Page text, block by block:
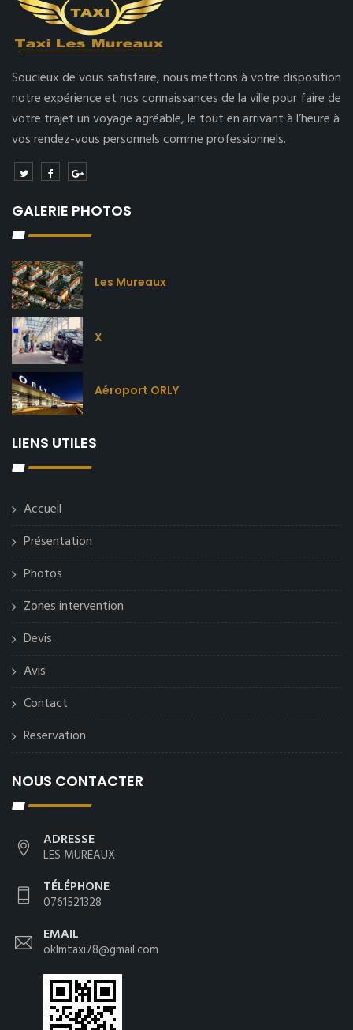
Soucieux de vous satisfaire, nous mettons à votre disposition
notre expérience et nos connaissances de la ville pour faire de
votre trajet un voyage agréable, le tout en arrivant à l’heure à
vos rendez-vous personnels comme professionnels.
GALERIE PHOTOS
Les Mureaux
X
Aéroport ORLY
LIENS UTILES
Accueil
Présentation
Photos
Zones intervention
Devis
Avis
Contact
Reservation
NOUS CONTACTER
ADRESSE
LES MUREAUX
TÉLÉPHONE
0761521328
EMAIL
oklmtaxi78@gmail.com